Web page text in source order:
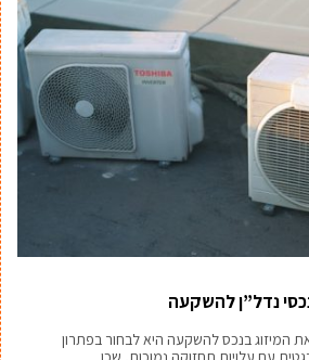
נדל”ן להשקעה
המיזוג בנכס להשקעה היא לבחור בפתרון